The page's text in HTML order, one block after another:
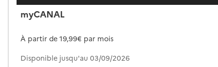
myCANAL
À partir de 19,99€ par mois
Disponible jusqu'au 03/09/2026